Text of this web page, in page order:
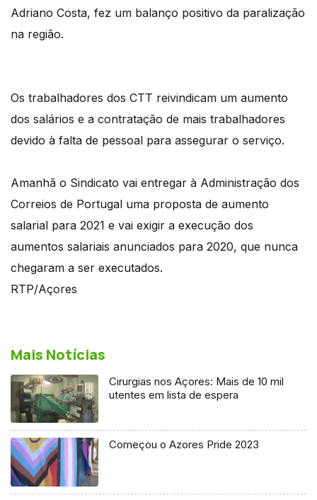
Adriano Costa, fez um balanço positivo da paralização
na região.
Os trabalhadores dos CTT reivindicam um aumento
dos salários e a contratação de mais trabalhadores
devido à falta de pessoal para assegurar o serviço.
Amanhã o Sindicato vai entregar à Administração dos
Correios de Portugal uma proposta de aumento
salarial para 2021 e vai exigir a execução dos
aumentos salariais anunciados para 2020, que nunca
chegaram a ser executados.
RTP/Açores
Mais Notícias
Cirurgias nos Açores: Mais de 10 mil
utentes em lista de espera
Começou o Azores Pride 2023